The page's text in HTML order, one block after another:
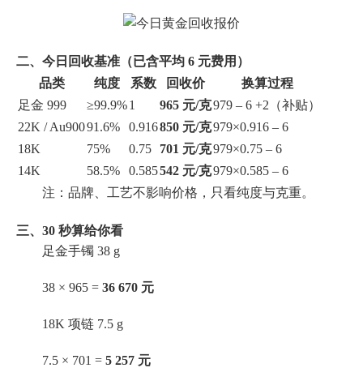
二、今日回收基准（已含平均 6 元费用）
品类
纯度 系数 回收价
换算过程
足金 999
≥99.9%1 965 元/克979 – 6 +2（补贴）
22K / Au90091.6% 0.916850 元/克979×0.916 – 6
18K
75% 0.75 701 元/克979×0.75 – 6
14K
58.5% 0.585542 元/克979×0.585 – 6
注：品牌、工艺不影响价格，只看纯度与克重。
三、30 秒算给你看
足金手镯 38 g
38 × 965 = 36 670 元
18K 项链 7.5 g
7.5 × 701 = 5 257 元